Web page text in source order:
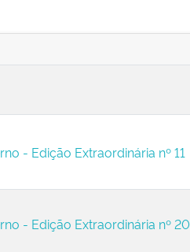
- Edição Extraordinária nº 11
- Edição Extraordinária nº 20